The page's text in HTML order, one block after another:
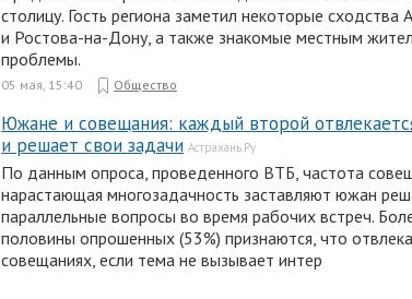
столицу. Гость региона заметил некоторые сходства
и Ростова-на-Дону, а также знакомые местным
проблемы.
05 мая, 15:40 Общество
Южане и совещания: каждый второй
и решает свои задачи Астрахань.Ру
По данным опроса, проведенного ВТБ, частота
нарастающая многозадачность заставляют южан
параллельные вопросы во время рабочих встреч.
половины опрошенных (53%) признаются, что
совещаниях, если тема не вызывает интер